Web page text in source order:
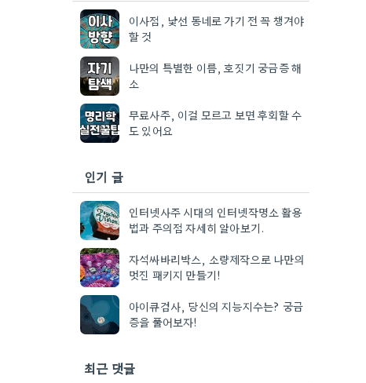
이사점, 낯선 동네로 가기 전 꼭 챙겨야
할 것
나만의 특별한 이름, 호짓기 궁금증 해
소
무료사주, 이걸 모르고 보면 후회할 수
도 있어요
인기 글
인터넷사주 시대의 인터넷작명소 활용
법과 주의점 자세히 알아보기.
자석싸바리박스, 소량제작으로 나만의
멋진 패키지 만들기!
아이큐검사, 당신의 지능지수는? 궁금
증을 풀어보자!
최근 댓글